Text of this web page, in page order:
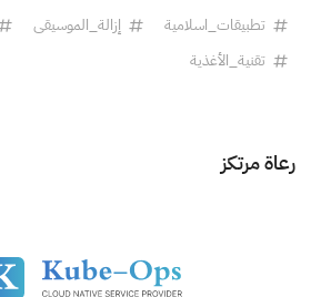
تطبيقات_اسلامية
إزالة_الموسيقى
تقنية_الأغذية
رعاة مرتكز